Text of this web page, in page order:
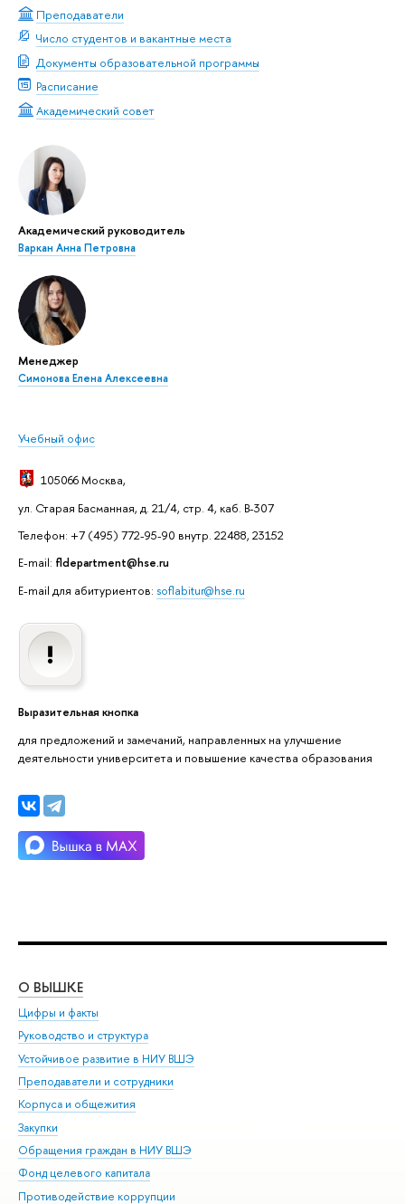
Преподаватели
Число студентов и вакантные места
Документы образовательной программы
Расписание
Академический совет
Академический руководитель
Варкан Анна Петровна
Менеджер
Симонова Елена Алексеевна
Учебный офис
105066 Москва,
ул. Старая Басманная, д. 21/4, стр. 4, каб. В-307
Телефон: +7 (495) 772-95-90 внутр. 22488, 23152
E-mail: fldepartment@hse.ru
E-mail для абитуриентов: soflabitur@hse.ru
Выразительная кнопка
для предложений и замечаний, направленных на улучшение
деятельности университета и повышение качества образования
О ВЫШКЕ
Цифры и факты
Руководство и структура
Устойчивое развитие в НИУ ВШЭ
Преподаватели и сотрудники
Корпуса и общежития
Закупки
Обращения граждан в НИУ ВШЭ
Фонд целевого капитала
Противодействие коррупции